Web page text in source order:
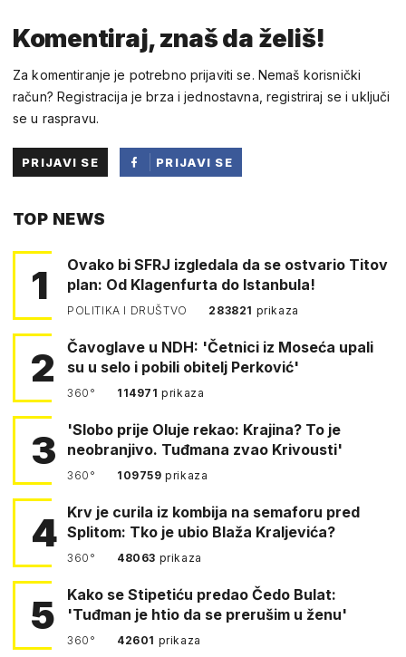
Komentiraj, znaš da želiš!
Za komentiranje je potrebno prijaviti se. Nemaš korisnički
račun? Registracija je brza i jednostavna, registriraj se i uključi
se u raspravu.
PRIJAVI SE
PRIJAVI SE
TOP NEWS
1
Ovako bi SFRJ izgledala da se ostvario Titov
plan: Od Klagenfurta do Istanbula!
POLITIKA I DRUŠTVO 283821 prikaza
2
Čavoglave u NDH: 'Četnici iz Moseća upali
su u selo i pobili obitelj Perković'
360° 114971prikaza
3
'Slobo prije Oluje rekao: Krajina? To je
neobranjivo. Tuđmana zvao Krivousti'
360° 109759prikaza
4 Krv je curila iz kombija na semaforu pred
Splitom: Tko je ubio Blaža Kraljevića?
360° 48063 prikaza
5
Kako se Stipetiću predao Čedo Bulat:
'Tuđman je htio da se prerušim u ženu'
360° 42601 prikaza